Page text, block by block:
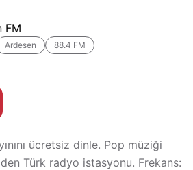
FM
Ardesen 88.4 FM
ücretsiz dinle. Pop müziği
Türk radyo istasyonu. Frekans: